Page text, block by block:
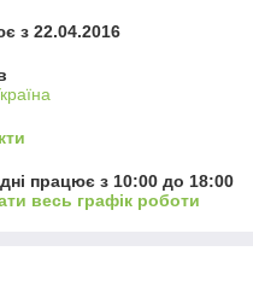
з 22.04.2016
працює з 10:00 до 18:00
весь графік роботи